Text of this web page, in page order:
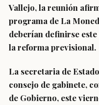
Vallejo, la reunión
programa de La
deberían definirse
la reforma previsional.
La secretaria de
consejo de gabinete,
de Gobierno, este